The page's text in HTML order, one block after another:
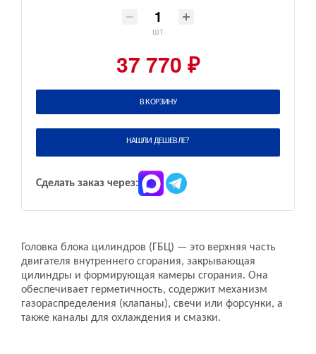
шт
37 770 ₽
В КОРЗИНУ
НАШЛИ ДЕШЕВЛЕ?
Сделать заказ через:
Головка блока цилиндров (ГБЦ) — это верхняя часть
двигателя внутреннего сгорания, закрывающая
цилиндры и формирующая камеры сгорания. Она
обеспечивает герметичность, содержит механизм
газораспределения (клапаны), свечи или форсунки, а
также каналы для охлаждения и смазки.